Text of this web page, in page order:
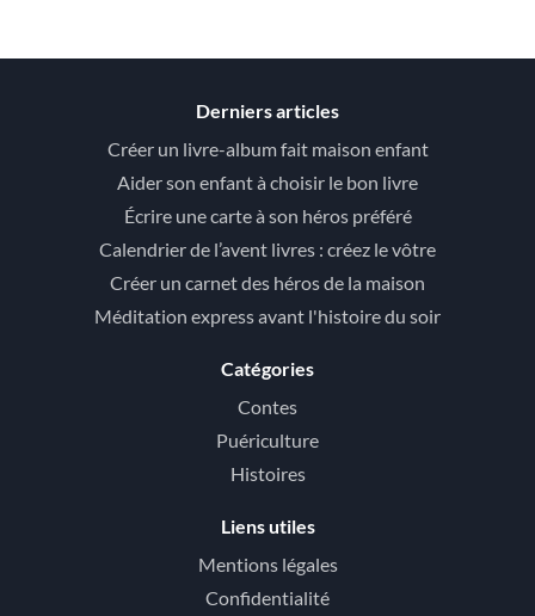
Derniers articles
Créer un livre-album fait maison enfant
Aider son enfant à choisir le bon livre
Écrire une carte à son héros préféré
Calendrier de l’avent livres : créez le vôtre
Créer un carnet des héros de la maison
Méditation express avant l'histoire du soir
Catégories
Contes
Puériculture
Histoires
Liens utiles
Mentions légales
Confidentialité